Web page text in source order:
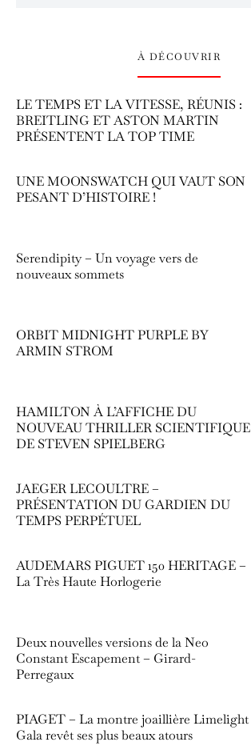
À DÉCOUVRIR
LE TEMPS ET LA VITESSE, RÉUNIS :
BREITLING ET ASTON MARTIN
PRÉSENTENT LA TOP TIME
UNE MOONSWATCH QUI VAUT SON
PESANT D’HISTOIRE !
Serendipity – Un voyage vers de
nouveaux sommets
ORBIT MIDNIGHT PURPLE BY
ARMIN STROM
HAMILTON À L’AFFICHE DU
NOUVEAU THRILLER SCIENTIFIQUE
DE STEVEN SPIELBERG
JAEGER LECOULTRE –
PRÉSENTATION DU GARDIEN DU
TEMPS PERPÉTUEL
AUDEMARS PIGUET 150 HERITAGE –
La Très Haute Horlogerie
Deux nouvelles versions de la Neo
Constant Escapement – Girard-
Perregaux
PIAGET – La montre joaillière Limelight
Gala revêt ses plus beaux atours